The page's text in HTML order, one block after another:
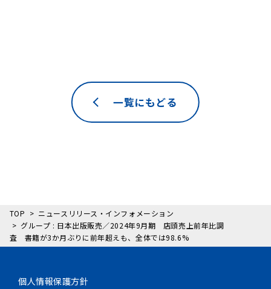
一覧にもどる
TOP
ニュースリリース・インフォメーション
グループ : 日本出版販売／2024年9月期 店頭売上前年比調
査 書籍が3か月ぶりに前年超えも、全体では98.6%
個人情報保護方針